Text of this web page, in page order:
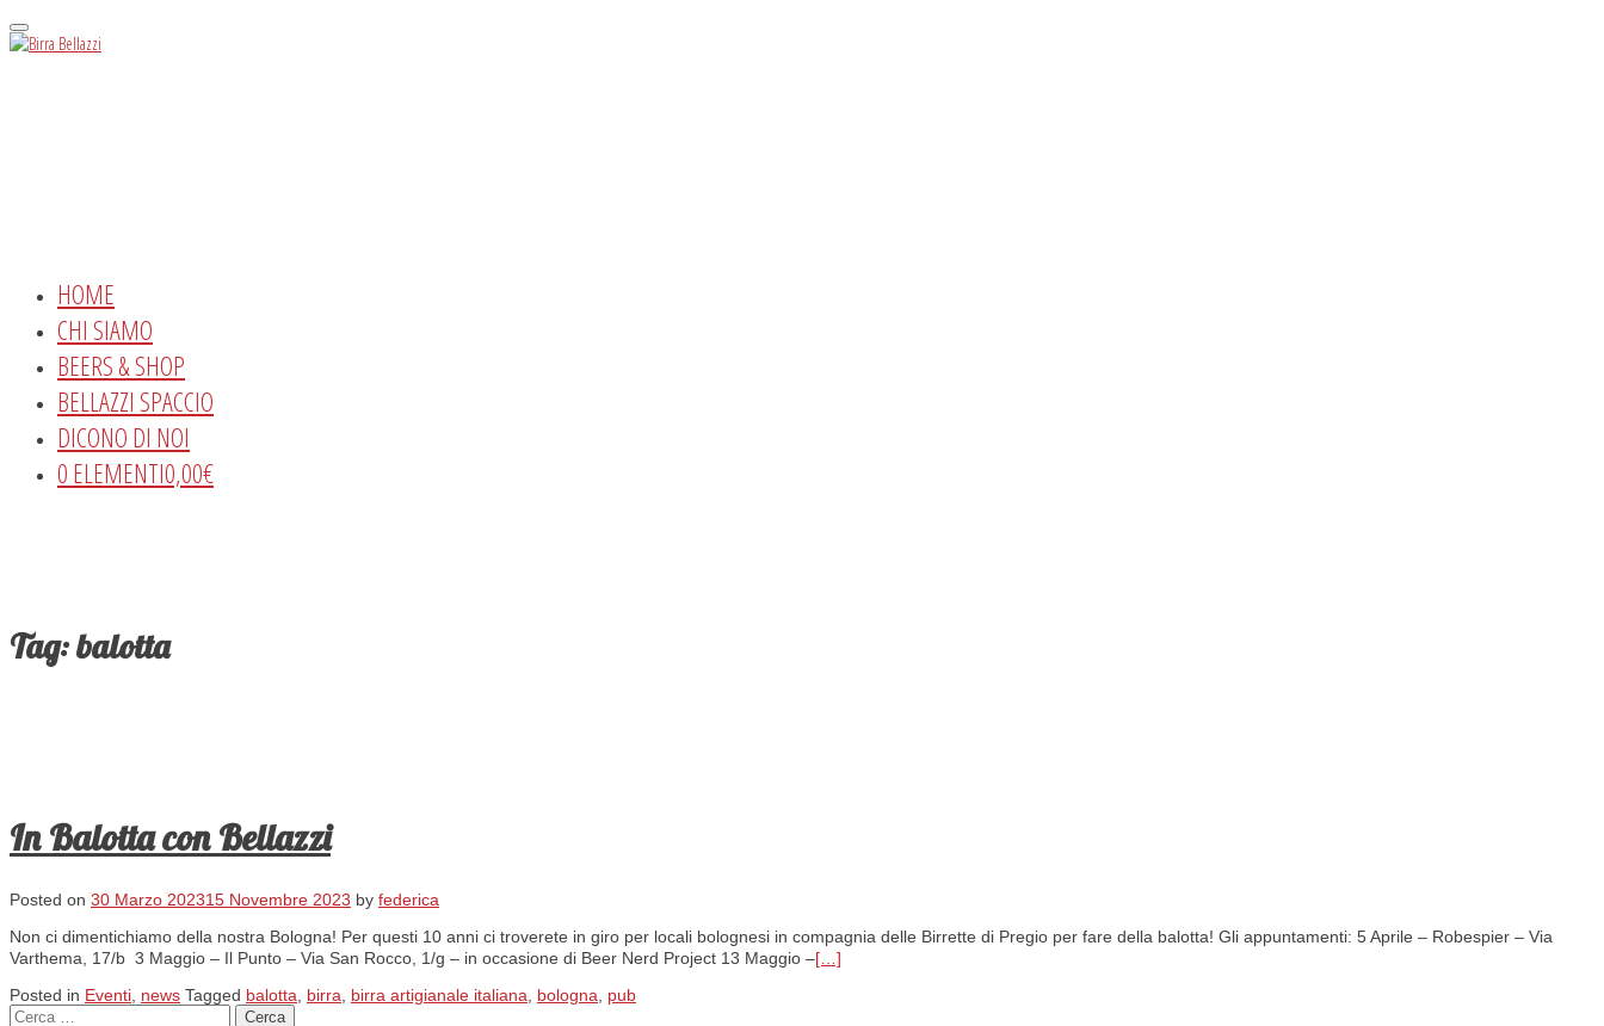
Menu
HOME
CHI SIAMO
BEERS & SHOP
BELLAZZI SPACCIO
DICONO DI NOI
0 ELEMENTI0,00€
Tag:balotta
In Balotta con Bellazzi
Posted on 30 Marzo 202315 Novembre 2023 by federica
Non ci dimentichiamo della nostra Bologna! Per questi 10 anni ci troverete in giro per locali bolognesi in compagnia delle Birrette di Pregio per fare della balotta! Gli appuntamenti: 5 Aprile – Robespier – Via
Varthema, 17/b 3 Maggio – Il Punto – Via San Rocco, 1/g – in occasione di Beer Nerd Project 13 Maggio –[…]
Posted in Eventi, news Tagged balotta, birra, birra artigianale italiana, bologna, pub
Ricerca per: